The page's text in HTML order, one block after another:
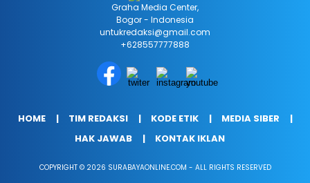
Graha Media Center,
Bogor - Indonesia
untukredaksi@gmail.com
+628557777888
HOME TIM REDAKSI KODE ETIK
MEDIA SIBER
HAK JAWAB
KONTAK IKLAN
COPYRIGHT © 2026 SURABAYAONLINE.COM - ALL RIGHTS RESERVED